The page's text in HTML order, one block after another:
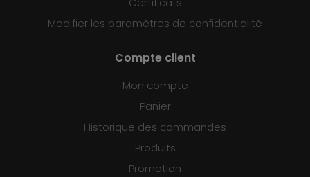
Modifier les paramètres de confidentialité
Compte client
Mon compte
Panier
Historique des commandes
Produits
Promotion